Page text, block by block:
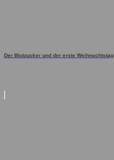
Der Blutzucker und der erste Weihnachtstag